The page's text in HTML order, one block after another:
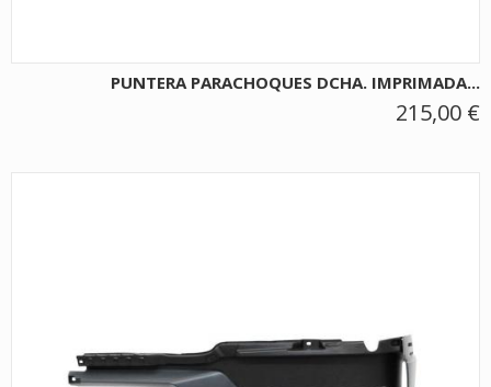
PUNTERA PARACHOQUES DCHA. IMPRIMADA...
215,00 €